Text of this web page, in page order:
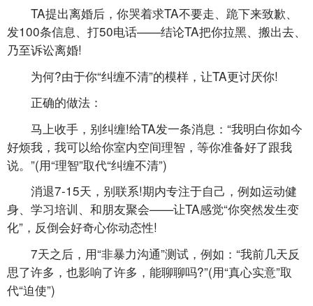
TA提出离婚后，你哭着求TA不要走、跪下来致歉、
发100条信息、打50电话——结论TA把你拉黑、搬出去、
乃至诉讼离婚!
为何?由于你“纠缠不清”的模样，让TA更讨厌你!
正确的做法：
马上收手，别纠缠!给TA发一条消息：“我明白你如今
好烦我，我可以给你室内空间理智，等你准备好了跟我
说。”(用“理智”取代“纠缠不清”)
消退7-15天，别联系!期内专注于自己，例如运动健
身、学习培训、和朋友聚会——让TA感觉“你突然发生变
化”，反倒会好奇心你动态性!
7天之后，用“非暴力沟通”测试，例如：“我前几天反
思了许多，也影响了许多，能聊聊吗?”(用“真心实意”取
代“迫使”)